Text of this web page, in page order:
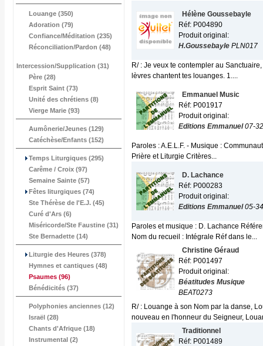
Louange (350)
Adoration (79)
Confiance/Méditation (235)
Réconciliation/Pardon (48)
Intercession/Supplication (31)
Père (28)
Esprit Saint (73)
Unité des chrétiens (8)
Vierge Marie (93)
Aumônerie/Jeunes (129)
Catéchèse/Enfants (152)
Temps Liturgiques (295)
Carême / Croix (97)
Semaine Sainte (57)
Fêtes liturgiques (74)
Ste Thérèse de l'E.J. (45)
Curé d'Ars (6)
Miséricorde/Ste Faustine (31)
Ste Bernadette (14)
Liturgie des Heures (378)
Hymnes et cantiques (48)
Psaumes (96)
Bénédicités (37)
Polyphonies anciennes (12)
Israël (28)
Chants d'Afrique (18)
Instrumental (2)
Hélène Goussebayle
Réf: P004890
Produit original:
H.Goussebayle PLN017
R/ : Je veux te contempler au
lèvres chantent tes louanges. 1....
Emmanuel Music
Réf: P001917
Produit original:
Editions Emmanuel07-
Paroles : A.E.L.F. - Musique :
Prière et Liturgie Critères...
D. Lachance
Réf: P000283
Produit original:
Editions Emmanuel05-34
Paroles et musique : D. Lachance
Nom du recueil : Intégrale Réf dans le...
Christine Géraud
Réf: P001497
Produit original:
Béatitudes Musique
BEAT0273
R/ : Louange à son Nom par la danse,
nouveau en l'honneur du Seigneur,
Traditionnel
Réf: P001489